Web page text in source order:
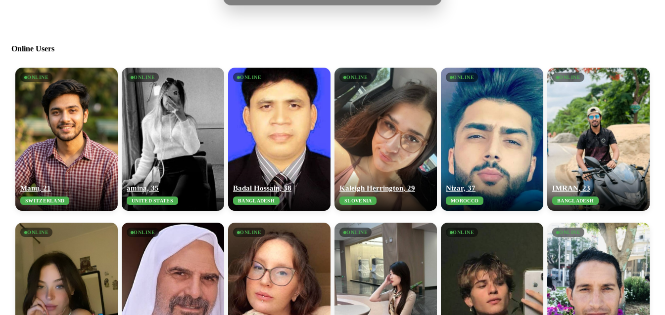
Online Users
ONLINE
Manu, 21
SWITZERLAND
ONLINE
amina, 35
UNITED STATES
ONLINE
Badal Hossain, 38
BANGLADESH
ONLINE
Kaleigh Herrington, 29
SLOVENIA
ONLINE
Nizar, 37
MOROCCO
ONLINE
IMRAN, 23
BANGLADESH
ONLINE ONLINE ONLINE ONLINE ONLINE ONLINE